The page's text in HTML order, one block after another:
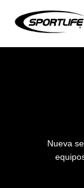
Nueva